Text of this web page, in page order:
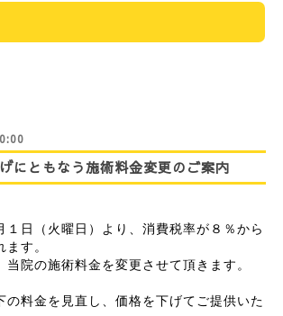
にともなう施術料金変更のご案内
１日（火曜日）より、消費税率が８％から
ます。
当院の施術料金を変更させて頂きます。
の料金を見直し、価格を下げてご提供いた